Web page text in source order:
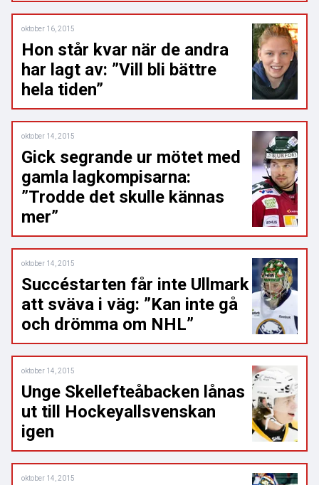
oktober 16, 2015
Hon står kvar när de andra
har lagt av: ”Vill bli bättre
hela tiden”
oktober 14, 2015
Gick segrande ur mötet med
gamla lagkompisarna:
”Trodde det skulle kännas
mer”
oktober 14, 2015
Succéstarten får inte Ullmark
att sväva i väg: ”Kan inte gå
och drömma om NHL”
oktober 14, 2015
Unge Skellefteåbacken lånas
ut till Hockeyallsvenskan
igen
oktober 14, 2015